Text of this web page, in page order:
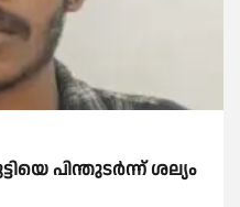
പിന്തുടർന്ന് ശല്യം